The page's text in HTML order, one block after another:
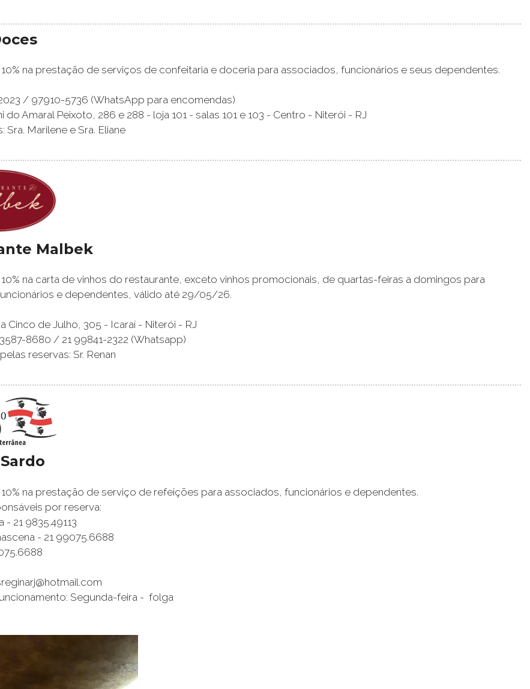
na prestação de serviços de confeitaria e doceria para associados, funcionários e seus dependentes.
/ 97910-5736 (WhatsApp para encomendas)
do Amaral Peixoto, 286 e 288 - loja 101 - salas 101 e 103 - Centro - Niterói - RJ
Sra. Marilene e Sra. Eliane
Malbek
na carta de vinhos do restaurante, exceto vinhos promocionais, de quartas-feiras a domingos para
e dependentes, válido até 29/05/26.
Cinco de Julho, 305 - Icaraí - Niterói - RJ
8680 / 21 99841-2322 (Whatsapp)
reservas: Sr. Renan
na prestação de serviço de refeições para associados, funcionários e dependentes.
por reserva:
- 21 9835.49113
- 21 99075.6688
Segunda-feira - folga